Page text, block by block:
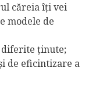
căreia îți vei
modele de
diferite ținute;
de eficintizare a